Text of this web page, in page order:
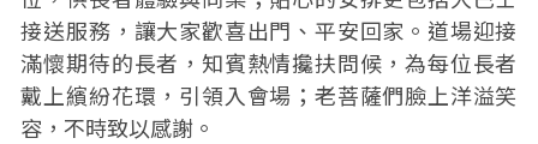
接送服務，讓大家歡喜出門、平安回家。道場迎接
滿懷期待的長者，知賓熱情攙扶問候，為每位長者
戴上繽紛花環，引領入會場；老菩薩們臉上洋溢笑
容，不時致以感謝。